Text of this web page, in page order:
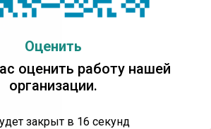
Оценить
оценить работу нашей
организации.
закрыт в 16 секунд